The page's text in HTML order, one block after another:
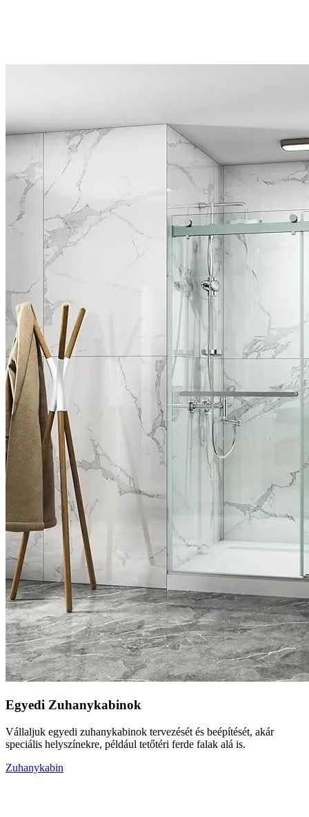
Egyedi Zuhanykabinok
Vállaljuk egyedi zuhanykabinok tervezését és beépítését, akár
speciális helyszínekre, például tetőtéri ferde falak alá is.
Zuhanykabin